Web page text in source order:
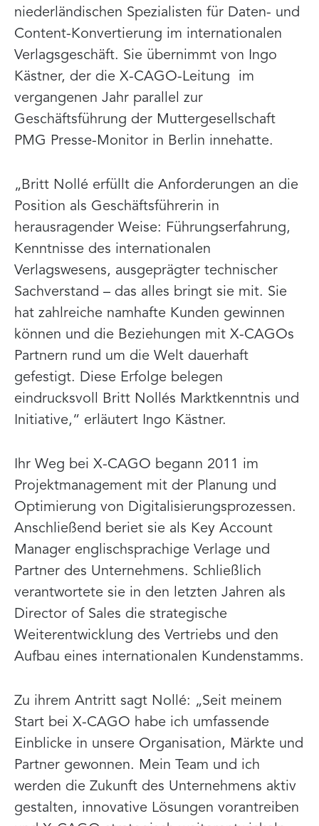
niederländischen Spezialisten für Daten- und
Content-Konvertierung im internationalen
Verlagsgeschäft. Sie übernimmt von Ingo
Kästner, der die X-CAGO-Leitung im
vergangenen Jahr parallel zur
Geschäftsführung der Muttergesellschaft
PMG Presse-Monitor in Berlin innehatte.
„Britt Nollé erfüllt die Anforderungen an die
Position als Geschäftsführerin in
herausragender Weise: Führungserfahrung,
Kenntnisse des internationalen
Verlagswesens, ausgeprägter technischer
Sachverstand – das alles bringt sie mit. Sie
hat zahlreiche namhafte Kunden gewinnen
können und die Beziehungen mit X-CAGOs
Partnern rund um die Welt dauerhaft
gefestigt. Diese Erfolge belegen
eindrucksvoll Britt Nollés Marktkenntnis und
Initiative,“ erläutert Ingo Kästner.
Ihr Weg bei X-CAGO begann 2011 im
Projektmanagement mit der Planung und
Optimierung von Digitalisierungsprozessen.
Anschließend beriet sie als Key Account
Manager englischsprachige Verlage und
Partner des Unternehmens. Schließlich
verantwortete sie in den letzten Jahren als
Director of Sales die strategische
Weiterentwicklung des Vertriebs und den
Aufbau eines internationalen Kundenstamms.
Zu ihrem Antritt sagt Nollé: „Seit meinem
Start bei X-CAGO habe ich umfassende
Einblicke in unsere Organisation, Märkte und
Partner gewonnen. Mein Team und ich
werden die Zukunft des Unternehmens aktiv
gestalten, innovative Lösungen vorantreiben